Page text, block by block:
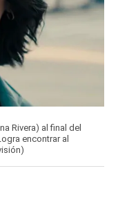
Rivera) al final del
encontrar al